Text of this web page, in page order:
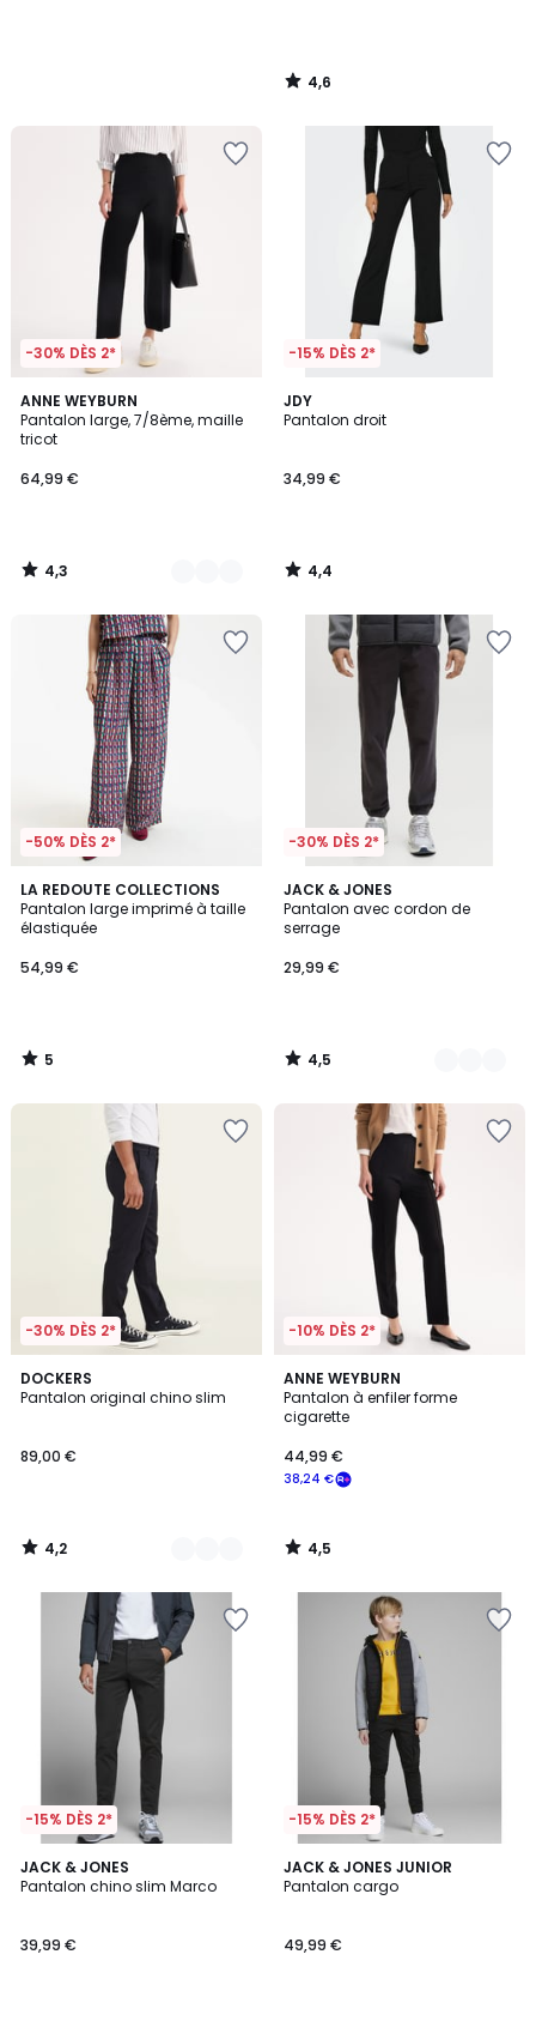
4,6
/
-30% DÈS 2*
ANNE WEYBURN
Pantalon large, 7/8ème, maille
tricot
64,99 €
4,3
/ 5
2
Couleurs
4,3
/
-15% DÈS 2*
JDY
Pantalon droit
34,99 €
4,4
/ 5
4,4
/
-50% DÈS 2*
LA REDOUTE COLLECTIONS
Pantalon large imprimé à taille
élastiquée
54,99 €
5
/
5
5
/
-30% DÈS 2*
JACK & JONES
Pantalon avec cordon de
serrage
29,99 €
4,5
/ 5
3
Couleurs
4,5
/
-30% DÈS 2*
DOCKERS
Pantalon original chino slim
89,00 €
4,2
/ 5
4
Couleurs
4,2
/
-10% DÈS 2*
ANNE WEYBURN
Pantalon à enfiler forme
cigarette
38,24 €
44,99 €
4,5
/ 5
4,5
/
-15% DÈS 2*
JACK & JONES
Pantalon chino slim Marco
39,99 €
4,5
/ 5
-15% DÈS 2*
JACK & JONES JUNIOR
Pantalon cargo
49,99 €
4,7
/ 5